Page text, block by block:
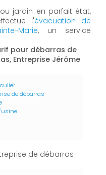
jardin en parfait état,
l'évacuation de
Marie, un service
pour débarras de
Entreprise Jérôme
de débarras
de débarras